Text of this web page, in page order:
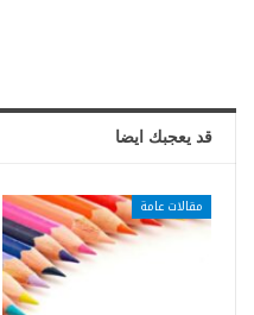
قد يعجبك ايضا
مقالات عامة